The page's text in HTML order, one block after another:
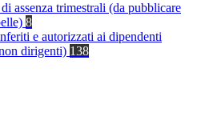
assenza trimestrali (da pubblicare
8
e autorizzati ai dipendenti
dirigenti) 138